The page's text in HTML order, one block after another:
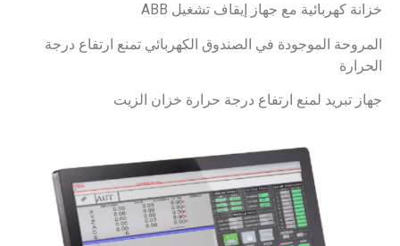
خزانة كهربائية مع جهاز إيقاف تشغيل ABB
المروحة الموجودة في الصندوق الكهربائي تمنع ارتفاع درجة
الحرارة
جهاز تبريد لمنع ارتفاع درجة حرارة خزان الزيت